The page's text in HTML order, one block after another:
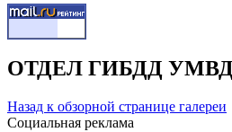
ОТДЕЛ ГИБДД
Назад к обзорной странице галереи
Социальная реклама